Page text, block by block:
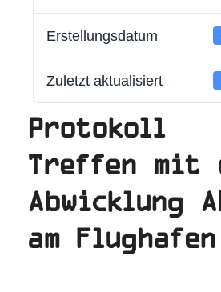
Erstellungsdatum
Zuletzt aktualisiert
Treffen mit
Abwicklung
am Flughafen